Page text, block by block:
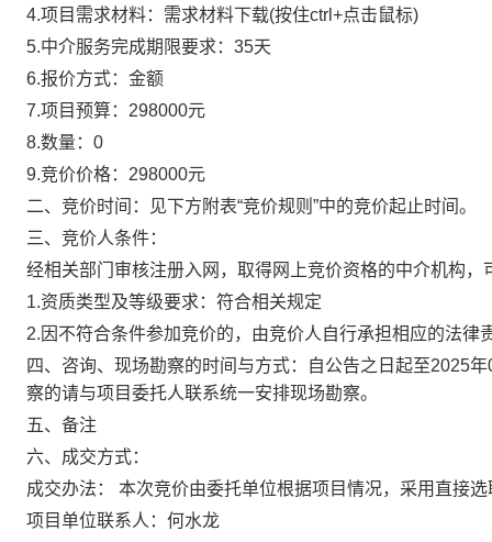
4.项目需求材料： 需求材料下载(按住ctrl+点击鼠标)
5.中介服务完成期限要求： 35天
6.报价方式： 金额
7.项目预算： 298000元
8.数量： 0
9.竞价价格： 298000元
二、竞价时间：见下方附表“竞价规则”中的竞价起止时间。
三、 竞价人条件：
经相关部门审核注册入网，取得网上竞价资格的中介机构，
1.资质类型及等级要求：符合相关规定
2. 因不符合条件参加竞价的，由竞价人自行承担相应的法律
四、咨询、现场勘察的时间与方式： 自公告之日起至2025年
察的请与项目委托人联系统一安排现场勘察。
五、备注
六、成交方式：
成交办法： 本次竞价由委托单位根据项目情况，采用直接
项目单位联系人： 何水龙